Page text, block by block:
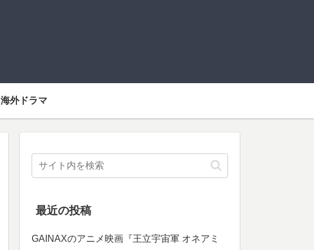
海外ドラマ
最近の投稿
GAINAXのアニメ映画『王立宇宙軍 オネアミ